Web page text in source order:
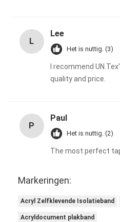
De Band van het foliegrof
De Band van de doekbuis
Tweezijdige Plakband
Het Afgietsel van de
L
Lee
Het is nuttig. (3)
I recommend
quality and price.
P
Paul
Het is nuttig. (2)
The most perfect
Markeringen:
Acryl Zelfklevende Isolatieband
Acryldocument plakband